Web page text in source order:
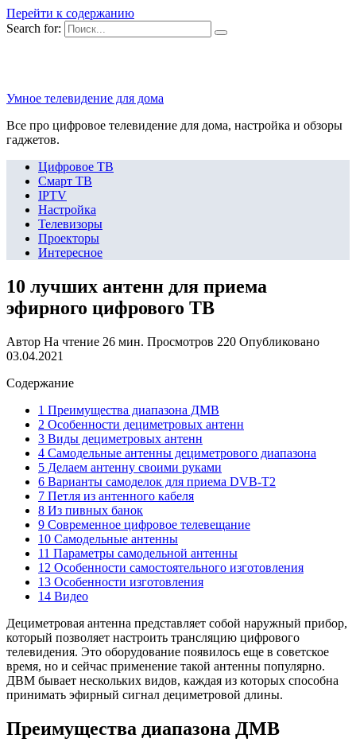
Перейти к содержанию
Search for:
Умное телевидение для дома
Все про цифровое телевидение для дома, настройка и обзоры
гаджетов.
Цифровое ТВ
Смарт ТВ
IPTV
Настройка
Телевизоры
Проекторы
Интересное
10 лучших антенн для приема
эфирного цифрового ТВ
Автор На чтение 26 мин. Просмотров 220 Опубликовано
03.04.2021
Содержание
1 Преимущества диапазона ДМВ
2 Особенности дециметровых антенн
3 Виды дециметровых антенн
4 Самодельные антенны дециметрового диапазона
5 Делаем антенну своими руками
6 Варианты самоделок для приема DVB-T2
7 Петля из антенного кабеля
8 Из пивных банок
9 Современное цифровое телевещание
10 Самодельные антенны
11 Параметры самодельной антенны
12 Особенности самостоятельного изготовления
13 Особенности изготовления
14 Видео
Дециметровая антенна представляет собой наружный прибор,
который позволяет настроить трансляцию цифрового
телевидения. Это оборудование появилось еще в советское
время, но и сейчас применение такой антенны популярно.
ДВМ бывает нескольких видов, каждая из которых способна
принимать эфирный сигнал дециметровой длины.
Преимущества диапазона ДМВ